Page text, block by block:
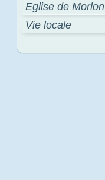
Eglise de Morlon
Vie locale